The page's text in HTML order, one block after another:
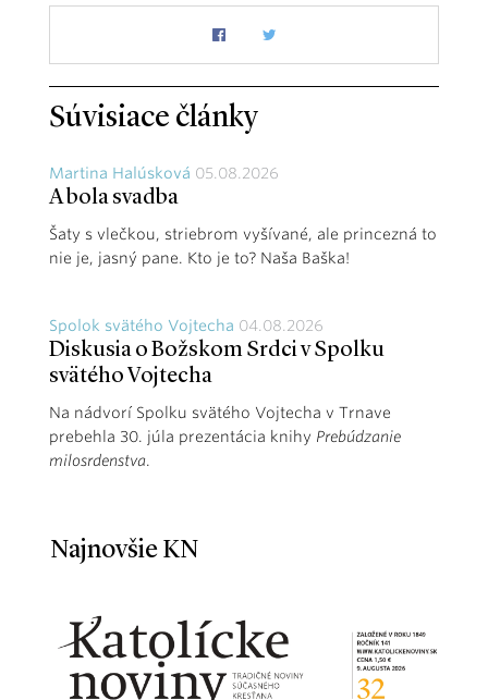
Súvisiace články
Martina Halúsková 05.08.2026
A bola svadba
Šaty s vlečkou, striebrom vyšívané, ale princezná to
nie je, jasný pane. Kto je to? Naša Baška!
Spolok svätého Vojtecha 04.08.2026
Diskusia o Božskom Srdci v Spolku
svätého Vojtecha
Na nádvorí Spolku svätého Vojtecha v Trnave
prebehla 30. júla prezentácia knihy Prebúdzanie
milosrdenstva.
Najnovšie KN